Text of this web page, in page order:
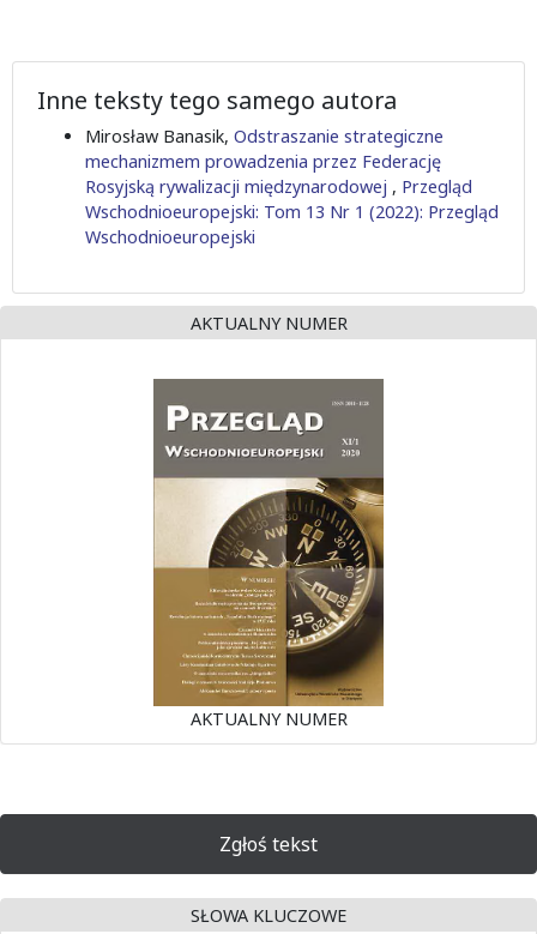
Inne teksty tego samego autora
Mirosław Banasik, Odstraszanie strategiczne
mechanizmem prowadzenia przez Federację
Rosyjską rywalizacji międzynarodowej , Przegląd
Wschodnioeuropejski: Tom 13 Nr 1 (2022): Przegląd
Wschodnioeuropejski
AKTUALNY NUMER
AKTUALNY NUMER
Zgłoś tekst
SŁOWA KLUCZOWE